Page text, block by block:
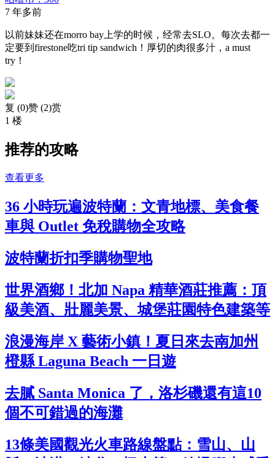
7 年多前
以前妹妹还在morro bay上学的时候，经常去SLO。每次去都一
定要到firestone吃tri tip sandwich！厚切的肉很多汁，a must
try！
复 (0)赞 (2)赏
1 楼
推荐的攻略
查看更多
36 小時玩遍波特蘭：文青地標、美食餐
車與 Outlet 免稅購物全攻略
波特蘭折扣季購物聖地
世界酒鄉！北加 Napa 精華酒莊推薦：頂
級美酒、壯麗美景、城堡莊園特色建築等
浪漫海岸 X 藝術小鎮！夏日來去南加州
橙縣 Laguna Beach 一日遊
去膩 Santa Monica 了，洛杉磯還有這10
個不可錯過的海灘
13條美國觀光火車路線盤點：雪山、山